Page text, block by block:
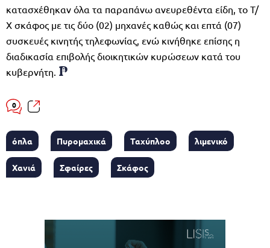
κατασχέθηκαν όλα τα παραπάνω ανευρεθέντα είδη, το Τ/
Χ σκάφος με τις δύο (02) μηχανές καθώς και επτά (07)
συσκευές κινητής τηλεφωνίας, ενώ κινήθηκε επίσης η
διαδικασία επιβολής διοικητικών κυρώσεων κατά του
κυβερνήτη.
0
όπλα Πυρομαχικά Ταχύπλοο λιμενικό
Χανιά Σφαίρες Σκάφος